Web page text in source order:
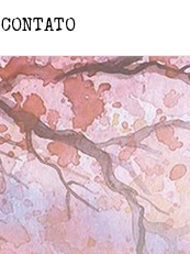
CONTATO